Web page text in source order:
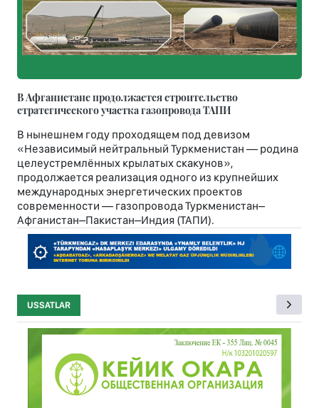
В Афганистане продолжается строительство
стратегического участка газопровода ТАПИ
В нынешнем году проходящем под девизом
«Независимый нейтральный Туркменистан — родина
целеустремлённых крылатых скакунов»,
продолжается реализация одного из крупнейших
международных энергетических проектов
современности — газопровода Туркменистан–
Афганистан–Пакистан–Индия (ТАПИ).
USSATLAR